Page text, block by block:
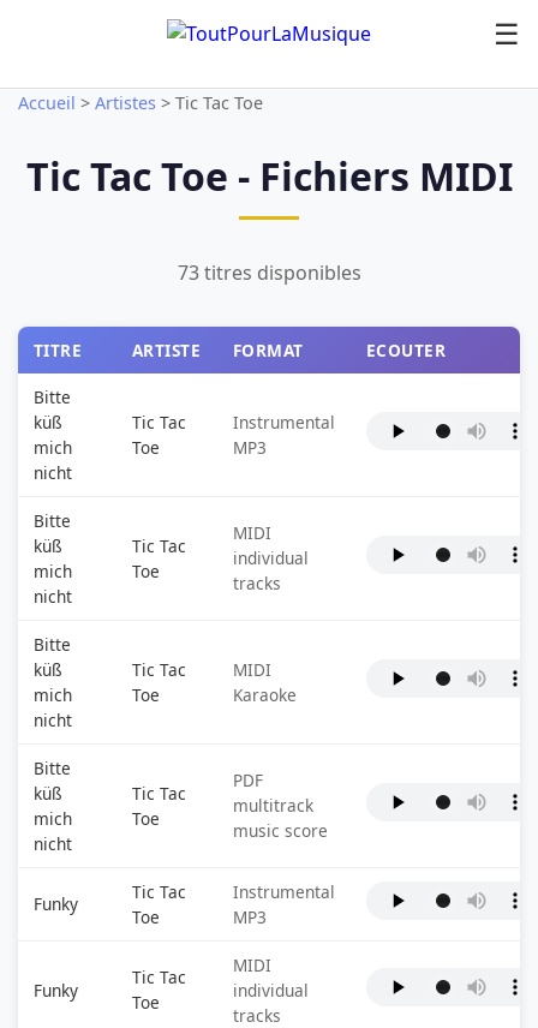
☰
Accueil > Artistes > Tic Tac Toe
Tic Tac Toe - Fichiers MIDI
73 titres disponibles
TITRE ARTISTE FORMAT ECOUTER
Bitte
küß
mich
nicht
Tic Tac
Toe
Instrumental
MP3
Bitte
küß
mich
nicht
Tic Tac
Toe
MIDI
individual
tracks
Bitte
küß
mich
nicht
Tic Tac
Toe
MIDI
Karaoke
Bitte
küß
mich
nicht
Tic Tac
Toe
PDF
multitrack
music score
Funky
Tic Tac
Toe
Instrumental
MP3
Funky
Tic Tac
Toe
MIDI
individual
tracks